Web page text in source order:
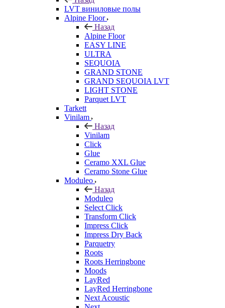
LVT виниловые полы
Alpine Floor
Назад
Alpine Floor
EASY LINE
ULTRA
SEQUOIA
GRAND STONE
GRAND SEQUOIA LVT
LIGHT STONE
Parquet LVT
Tarkett
Vinilam
Назад
Vinilam
Click
Glue
Ceramo XXL Glue
Ceramo Stone Glue
Moduleo
Назад
Moduleo
Select Click
Transform Click
Impress Click
Impress Dry Back
Parquetry
Roots
Roots Herringbone
Moods
LayRed
LayRed Herringbone
Next Acoustic